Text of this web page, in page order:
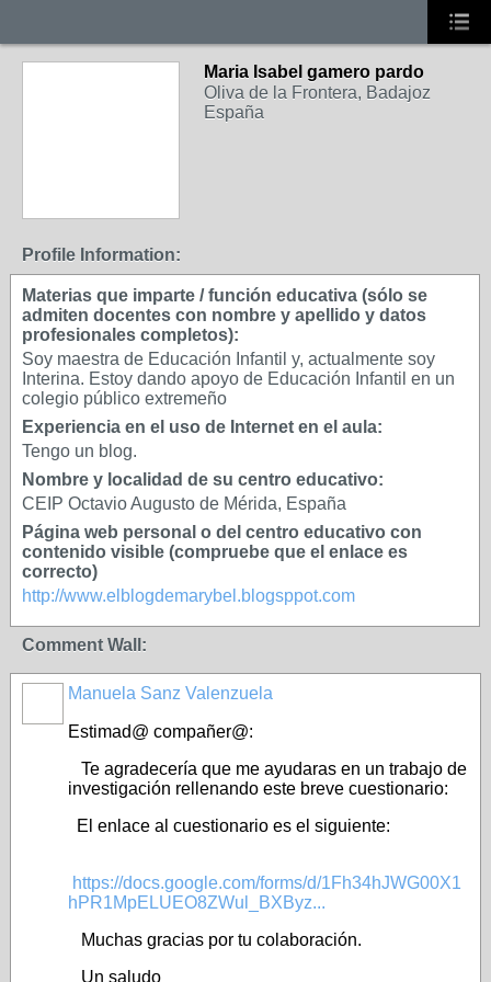
Maria Isabel gamero pardo
Oliva de la Frontera, Badajoz
España
Profile Information:
Materias que imparte / función educativa (sólo se
admiten docentes con nombre y apellido y datos
profesionales completos):
Soy maestra de Educación Infantil y, actualmente soy
Interina. Estoy dando apoyo de Educación Infantil en un
colegio público extremeño
Experiencia en el uso de Internet en el aula:
Tengo un blog.
Nombre y localidad de su centro educativo:
CEIP Octavio Augusto de Mérida, España
Página web personal o del centro educativo con
contenido visible (compruebe que el enlace es
correcto)
http://www.elblogdemarybel.blogsppot.com
Comment Wall:
Manuela Sanz Valenzuela
Estimad@ compañer@:
Te agradecería que me ayudaras en un trabajo de
investigación rellenando este breve cuestionario:
El enlace al cuestionario es el siguiente:
https://docs.google.com/forms/d/1Fh34hJWG00X1
hPR1MpELUEO8ZWul_BXByz...
Muchas gracias por tu colaboración.
Un saludo